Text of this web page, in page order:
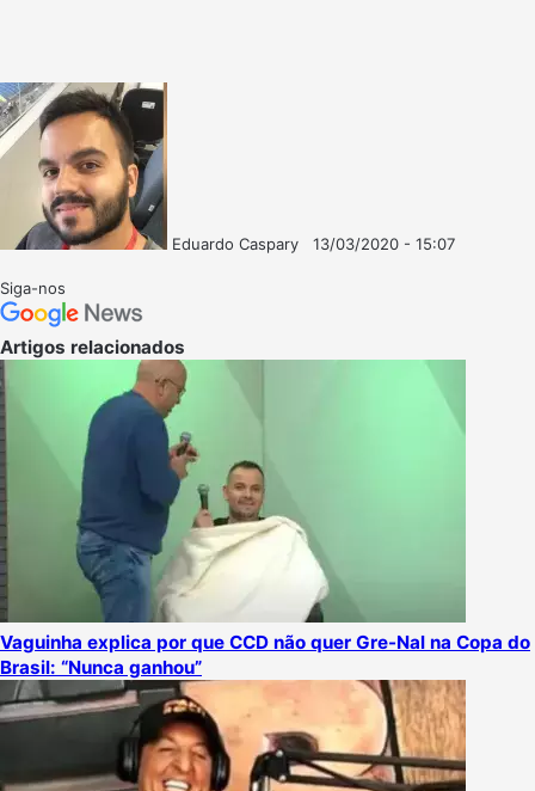
Eduardo Caspary
13/03/2020 - 15:07
Siga-nos
Artigos relacionados
Vaguinha explica por que CCD não quer Gre-Nal na Copa do
Brasil: “Nunca ganhou”